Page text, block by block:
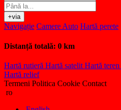
+via
Navigație Camere Auto Hartă perete
Distanță totală: 0 km
Hartă rutieră Hartă satelit Hartă teren
Hartă relief
Termeni Politica Cookie Contact
ro